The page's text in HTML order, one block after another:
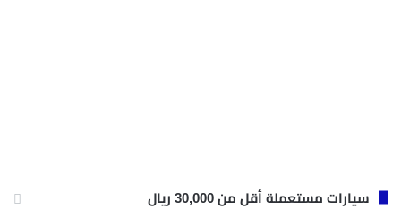
سيارات مستعملة أقل من 30,000 ريال